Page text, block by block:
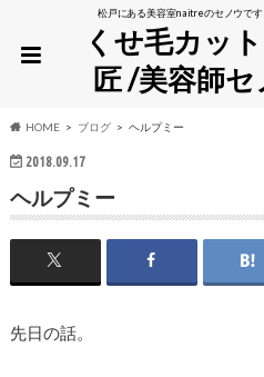
松戸にある美容室naitreのセノウで
くせ毛カッ
匠 /美容師
HOME ブログ ヘルプミー
2018.09.17
ヘルプミー
先日の話。